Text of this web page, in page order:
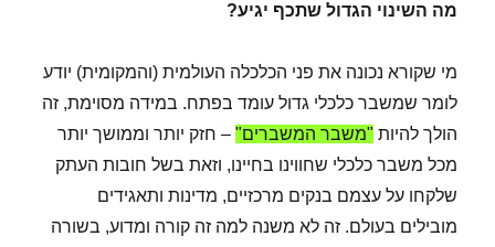
מה השינוי הגדול שתכף יגיע?
מי שקורא נכונה את פני הכלכלה העולמית (והמקומית) יודע
לומר שמשבר כלכלי גדול עומד בפתח. במידה מסוימת, זה
הולך להיות "משבר המשברים" – חזק יותר וממושך יותר
מכל משבר כלכלי שחווינו בחיינו, וזאת בשל חובות העתק
שלקחו על עצמם בנקים מרכזיים, מדינות ותאגידים
מובילים בעולם. זה לא משנה למה זה קורה ומדוע, בשורה